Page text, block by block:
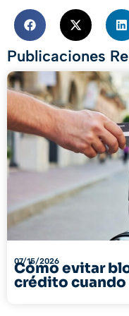
Publicaciones
07/15/2026
Cómo evitar
crédito